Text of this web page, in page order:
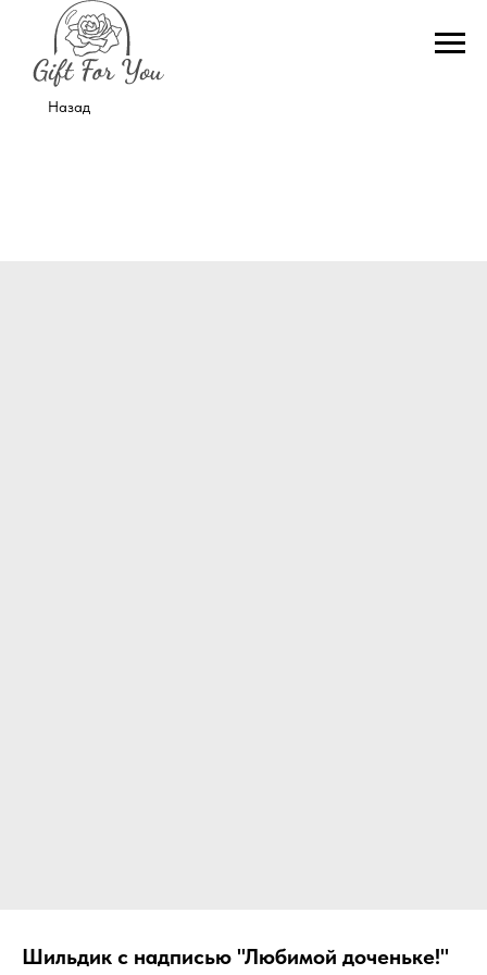
Назад
Шильдик с надписью "Любимой доченьке!"